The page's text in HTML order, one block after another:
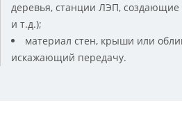
деревья, станции ЛЭП, создающие
и т.д.);
материал стен, крыши или
искажающий передачу.